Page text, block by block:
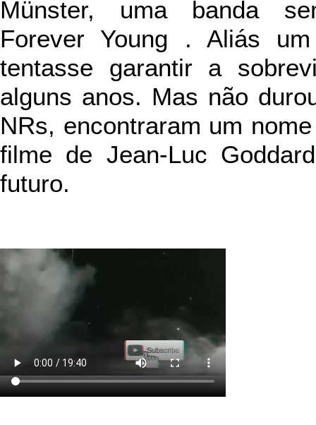
Münster, uma banda
Forever Young . Aliás
tentasse garantir a
alguns anos. Mas não
NRs, encontraram um
filme de Jean-Luc
futuro.